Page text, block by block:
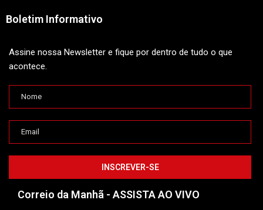
Boletim Informativo
Assine nossa Newsletter e fique por dentro de tudo o que
acontece.
Correio da Manhã - ASSISTA AO VIVO